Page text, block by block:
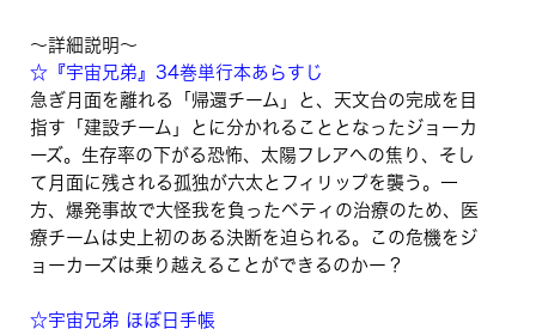
〜詳細説明〜
☆『宇宙兄弟』34巻単行本あらすじ
急ぎ月面を離れる「帰還チーム」と、天文台の完成を目
指す「建設チーム」とに分かれることとなったジョーカ
ーズ。生存率の下がる恐怖、太陽フレアへの焦り、そし
て月面に残される孤独が六太とフィリップを襲う。一
方、爆発事故で大怪我を負ったベティの治療のため、医
療チームは史上初のある決断を迫られる。この危機をジ
ョーカーズは乗り越えることができるのかー？
☆宇宙兄弟 ほぼ日手帳